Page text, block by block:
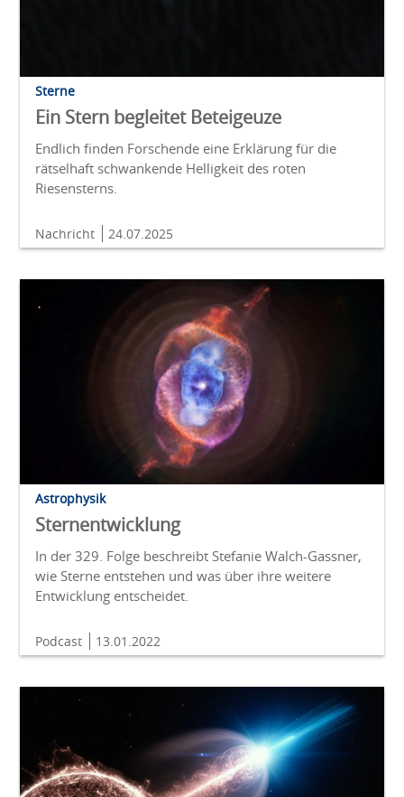
Sterne
Ein Stern begleitet Beteigeuze
Endlich finden Forschende eine Erklärung für die
rätselhaft schwankende Helligkeit des roten
Riesensterns.
Nachricht 24.07.2025
Astrophysik
Sternentwicklung
In der 329. Folge beschreibt Stefanie Walch-Gassner,
wie Sterne entstehen und was über ihre weitere
Entwicklung entscheidet.
Podcast 13.01.2022